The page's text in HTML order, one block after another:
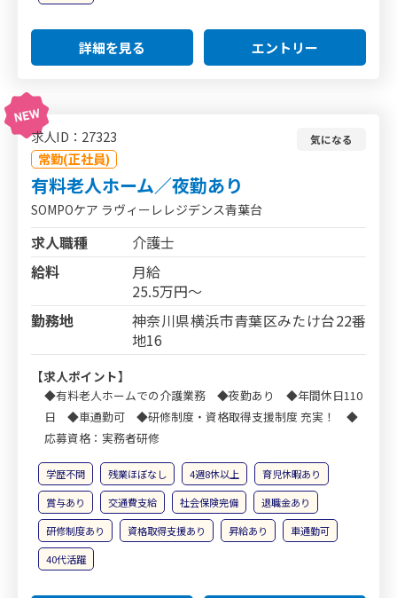
詳細を見る エントリー
求人ID：27323
常勤(正社員)
気になる
有料老人ホーム／夜勤あり
SOMPOケア ラヴィーレレジデンス青葉台
求人職種
介護士
給料
月給
25.5万円～
勤務地
神奈川県横浜市青葉区みたけ台22番
地16
【求人ポイント】
◆有料老人ホームでの介護業務 ◆夜勤あり ◆年間休日110
日 ◆車通勤可 ◆研修制度・資格取得支援制度 充実！ ◆
応募資格：実務者研修
学歴不問 残業ほぼなし 4週8休以上
育児休暇あり
賞与あり
交通費支給 社会保険完備
退職金あり
研修制度あり
資格取得支援あり 昇給あり
車通勤可
40代活躍